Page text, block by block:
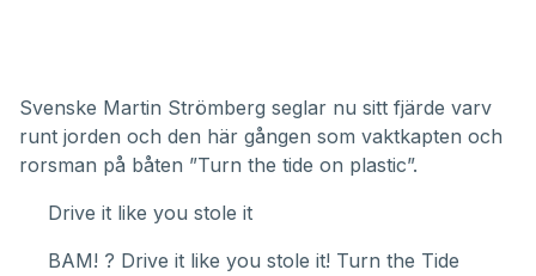
Svenske Martin Strömberg seglar nu sitt fjärde varv
runt jorden och den här gången som vaktkapten och
rorsman på båten ”Turn the tide on plastic”.
Drive it like you stole it
BAM! ? Drive it like you stole it! Turn the Tide